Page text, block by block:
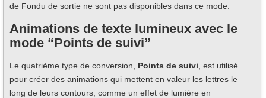
de Fondu de sortie ne sont pas disponibles dans ce mode.
Animations de texte lumineux avec le
mode “Points de suivi”
Le quatrième type de conversion, Points de suivi , est utilisé
pour créer des animations qui mettent en valeur les lettres le
long de leurs contours, comme un effet de lumière en